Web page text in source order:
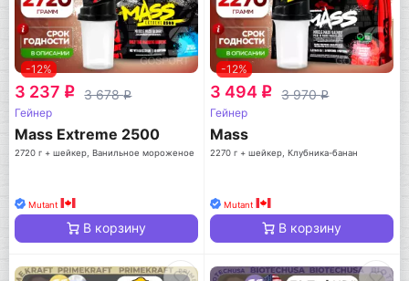
-12%
3 237 q 3 678q
Гейнер
Mass Extreme 2500
2720 г + шейкер, Ванильное мороженое
Mutant
В корзину
-12%
3 494 q 3 970q
Гейнер
Mass
2270 г + шейкер, Клубника-банан
Mutant
В корзину